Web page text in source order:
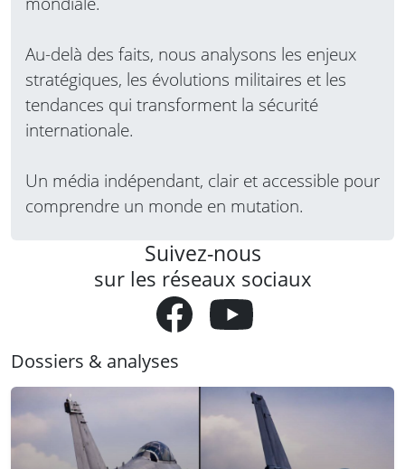
Au-delà des faits, nous analysons les enjeux
stratégiques, les évolutions militaires et les
tendances qui transforment la sécurité
internationale.
Un média indépendant, clair et accessible pour
comprendre un monde en mutation.
Suivez-nous
sur les réseaux sociaux
Dossiers & analyses